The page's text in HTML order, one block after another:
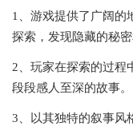
1、游戏提供了广阔的
探索，发现隐藏的秘密
2、玩家在探索的过程
段段感人至深的故事。
3、以其独特的叙事风